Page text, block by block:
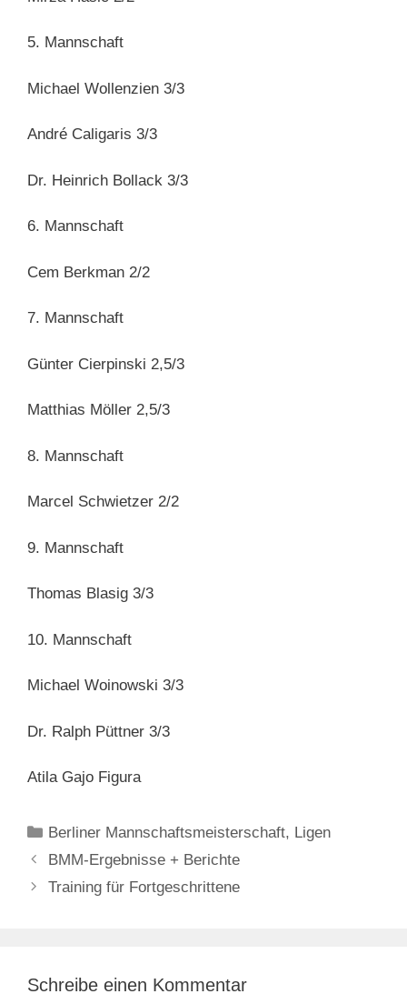
5. Mannschaft
Michael Wollenzien 3/3
André Caligaris 3/3
Dr. Heinrich Bollack 3/3
6. Mannschaft
Cem Berkman 2/2
7. Mannschaft
Günter Cierpinski 2,5/3
Matthias Möller 2,5/3
8. Mannschaft
Marcel Schwietzer 2/2
9. Mannschaft
Thomas Blasig 3/3
10. Mannschaft
Michael Woinowski 3/3
Dr. Ralph Püttner 3/3
Atila Gajo Figura
Kategorien
Berliner Mannschaftsmeisterschaft, Ligen
BMM-Ergebnisse + Berichte
Training für Fortgeschrittene
Schreibe einen Kommentar